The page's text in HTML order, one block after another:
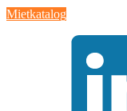
Mietkatalog